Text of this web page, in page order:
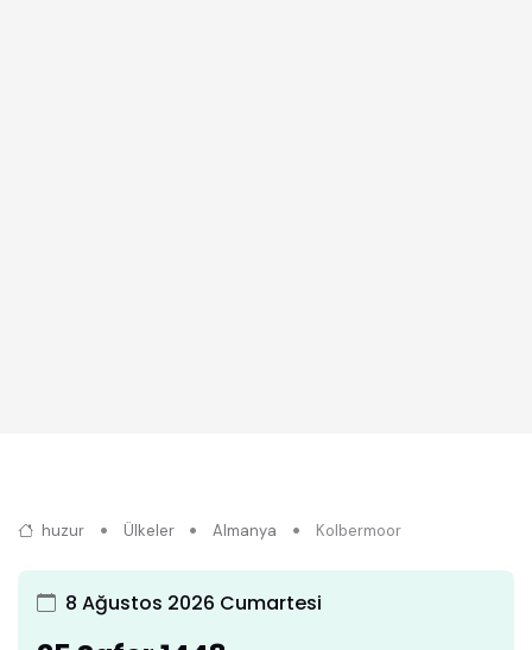
huzur Ülkeler Almanya Kolbermoor
8 Ağustos 2026 Cumartesi